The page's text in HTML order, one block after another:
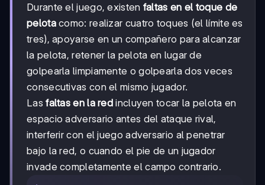
Durante el juego, existen faltas en el toque de
pelotacomo: realizar cuatro toques (el límite es
tres), apoyarse en un compañero para alcanzar
la pelota, retener la pelota en lugar de
golpearla limpiamente o golpearla dos veces
consecutivas con el mismo jugador.
Lasfaltas en la red incluyen tocar la pelota en
espacio adversario antes del ataque rival,
interferir con el juego adversario al penetrar
bajo la red, o cuando el pie de un jugador
invade completamente el campo contrario.